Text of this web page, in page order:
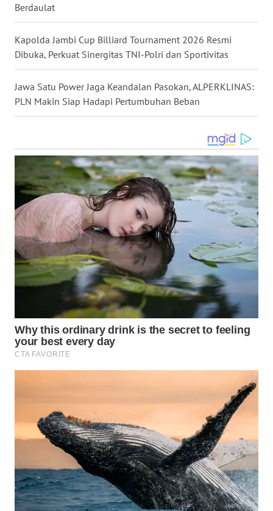
Berdaulat
Kapolda Jambi Cup Billiard Tournament 2026 Resmi
Dibuka, Perkuat Sinergitas TNI-Polri dan Sportivitas
Jawa Satu Power Jaga Keandalan Pasokan, ALPERKLINAS:
PLN Makin Siap Hadapi Pertumbuhan Beban
WN
SELATAN
WN
TANJUNG
LESUNG
WN
SIMALUNGUN
WN
LABUHANBATU
WN
TAPANULI
WN DELI
SERDANG
WN
WN
PAKPAK
WN
KARAWANG